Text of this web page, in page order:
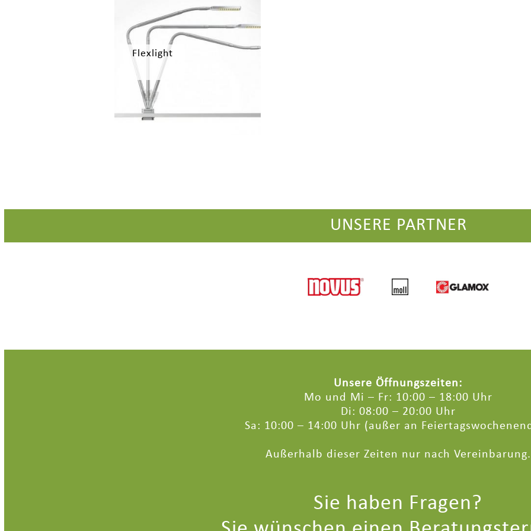
Flexlight
UNSERE PARTNER
Unsere Öffnungszeiten:
Mo und Mi – Fr: 10:00 – 18:00 Uhr
Di: 08:00 – 20:00 Uhr
Sa: 10:00 – 14:00 Uhr (außer an
Außerhalb dieser Zeiten nur nach Vereinbarung.
Sie haben Fragen?